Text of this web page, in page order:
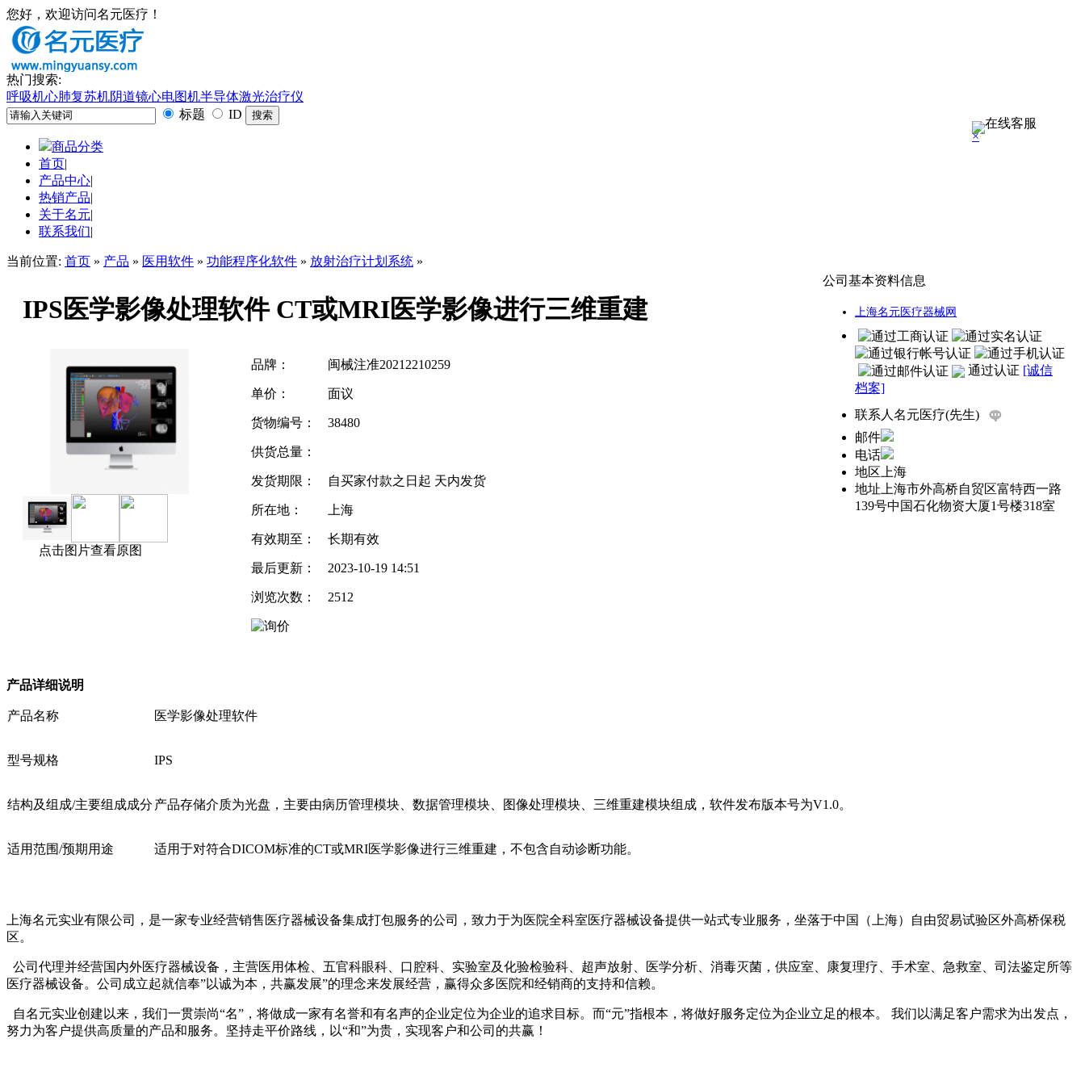
您好，欢迎访问名元医疗！
热门搜索:
呼吸机心肺复苏机阴道镜心电图机半导体激光治疗仪
标题
ID
商品分类
首页|
产品中心|
热销产品|
关于名元|
联系我们|
当前位置: 首页 » 产品 » 医用软件 » 功能程序化软件 » 放射治疗计划系统 »
IPS医学影像处理软件 CT或MRI医学影像进行三维重建
点击图片查看原图
品牌： 闽械注准20212210259
单价： 面议
货物编号： 38480
供货总量：
发货期限： 自买家付款之日起 天内发货
所在地： 上海
有效期至： 长期有效
最后更新： 2023-10-19 14:51
浏览次数： 2512
公司基本资料信息
上海名元医疗器械网
通过认证 [诚信
档案]
联系人 名元医疗(先生)
邮件
电话
地区 上海
地址 上海市外高桥自贸区富特西一路
139号中国石化物资大厦1号楼318室
产品详细说明
产品名称 医学影像处理软件
型号规格 IPS
结构及组成/主要组成成分 产品存储介质为光盘，主要由病历管理模块、数据管理模块、图像处理模块、三维重建模块组成，软件发布版本号为V1.0。
适用范围/预期用途 适用于对符合DICOM标准的CT或MRI医学影像进行三维重建，不包含自动诊断功能。
上海名元实业有限公司，是一家专业经营销售医疗器械设备集成打包服务的公司，致力于为医院全科室医疗器械设备提供一站式专业服务，坐落于中国（上海）自由贸易试验区外高桥保税
区。
公司代理并经营国内外医疗器械设备，主营医用体检、五官科眼科、口腔科、实验室及化验检验科、超声放射、医学分析、消毒灭菌，供应室、康复理疗、手术室、急救室、司法鉴定所等
医疗器械设备。公司成立起就信奉”以诚为本，共赢发展”的理念来发展经营，赢得众多医院和经销商的支持和信赖。
自名元实业创建以来，我们一贯崇尚“名”，将做成一家有名誉和有名声的企业定位为企业的追求目标。而“元”指根本，将做好服务定位为企业立足的根本。 我们以满足客户需求为出发点，
努力为客户提供高质量的产品和服务。坚持走平价路线，以“和”为贵，实现客户和公司的共赢！
×